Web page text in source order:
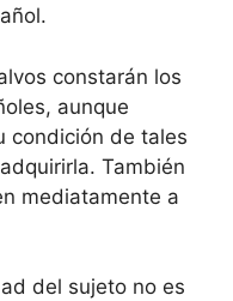
constarán los
aunque
condición de tales
También
mediatamente a
del sujeto no es